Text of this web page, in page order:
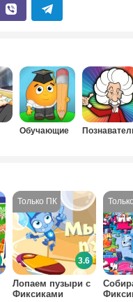
Обучающие
Лопаем пузыри с
Фиксиками
3.6